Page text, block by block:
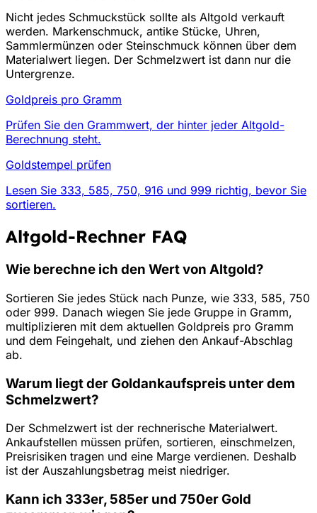
Nicht jedes Schmuckstück sollte als Altgold verkauft
werden. Markenschmuck, antike Stücke, Uhren,
Sammlermünzen oder Steinschmuck können über dem
Materialwert liegen. Der Schmelzwert ist dann nur die
Untergrenze.
Goldpreis pro Gramm
Prüfen Sie den Grammwert, der hinter jeder Altgold-
Berechnung steht.
Goldstempel prüfen
Lesen Sie 333, 585, 750, 916 und 999 richtig, bevor Sie
sortieren.
Altgold-Rechner FAQ
Wie berechne ich den Wert von Altgold?
Sortieren Sie jedes Stück nach Punze, wie 333, 585, 750
oder 999. Danach wiegen Sie jede Gruppe in Gramm,
multiplizieren mit dem aktuellen Goldpreis pro Gramm
und dem Feingehalt, und ziehen den Ankauf-Abschlag
ab.
Warum liegt der Goldankaufspreis unter dem
Schmelzwert?
Der Schmelzwert ist der rechnerische Materialwert.
Ankaufstellen müssen prüfen, sortieren, einschmelzen,
Preisrisiken tragen und eine Marge verdienen. Deshalb
ist der Auszahlungsbetrag meist niedriger.
Kann ich 333er, 585er und 750er Gold